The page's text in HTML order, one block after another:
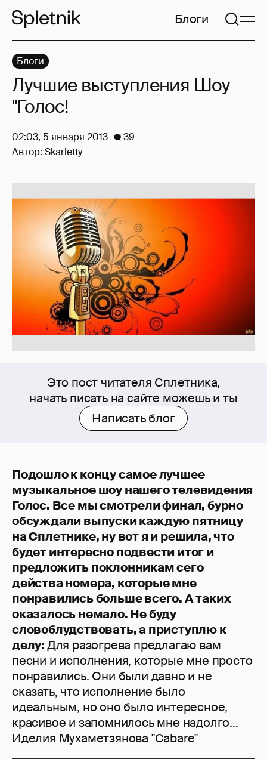
Блоги
Это пост читателя Сплетника,
начать писать на сайте можешь и ты
Написать блог
Подошло к концу самое лучшее
музыкальное шоу нашего телевидения
Голос. Все мы смотрели финал, бурно
обсуждали выпуски каждую пятницу
на Сплетнике, ну вот я и решила, что
будет интересно подвести итог и
предложить поклонникам сего
действа номера, которые мне
понравились больше всего. А таких
оказалось немало. Не буду
словоблудствовать, а приступлю к
делу:Для разогрева предлагаю вам
песни и исполнения, которые мне просто
понравились. Они были давно и не
сказать, что исполнение было
идеальным, но оно было интересное,
красивое и запомнилось мне надолго...
Иделия Мухаметзянова "Cabare"
Блоги
Лучшие выступления Шоу
"Голос!
02:03, 5 января 2013
39
Автор: Skarletty